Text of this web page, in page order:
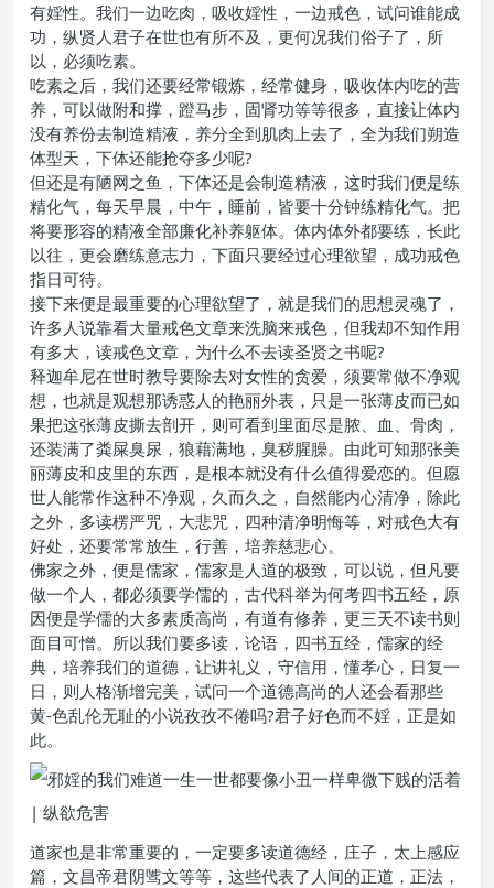
有婬性。我们一边吃肉，吸收婬性，一边戒色，试问谁能成
功，纵贤人君子在世也有所不及，更何况我们俗子了，所
以，必须吃素。
吃素之后，我们还要经常锻炼，经常健身，吸收体内吃的营
养，可以做附和撑，蹬马步，固肾功等等很多，直接让体内
没有养份去制造精液，养分全到肌肉上去了，全为我们朔造
体型天，下体还能抢夺多少呢?
但还是有陋网之鱼，下体还是会制造精液，这时我们便是练
精化气，每天早晨，中午，睡前，皆要十分钟练精化气。把
将要形容的精液全部廉化补养躯体。体内体外都要练，长此
以往，更会磨练意志力，下面只要经过心理欲望，成功戒色
指日可待。
接下来便是最重要的心理欲望了，就是我们的思想灵魂了，
许多人说靠看大量戒色文章来洗脑来戒色，但我却不知作用
有多大，读戒色文章，为什么不去读圣贤之书呢?
释迦牟尼在世时教导要除去对女性的贪爱，须要常做不净观
想，也就是观想那诱惑人的艳丽外表，只是一张薄皮而已如
果把这张薄皮撕去剖开，则可看到里面尽是脓、血、骨肉，
还装满了粪屎臭尿，狼藉满地，臭秽腥臊。由此可知那张美
丽薄皮和皮里的东西，是根本就没有什么值得爱恋的。但愿
世人能常作这种不净观，久而久之，自然能内心清净，除此
之外，多读楞严咒，大悲咒，四种清净明悔等，对戒色大有
好处，还要常常放生，行善，培养慈悲心。
佛家之外，便是儒家，儒家是人道的极致，可以说，但凡要
做一个人，都必须要学儒的，古代科举为何考四书五经，原
因便是学儒的大多素质高尚，有道有修养，更三天不读书则
面目可憎。所以我们要多读，论语，四书五经，儒家的经
典，培养我们的道德，让讲礼义，守信用，懂孝心，日复一
日，则人格渐增完美，试问一个道德高尚的人还会看那些
黄-色乱伦无耻的小说孜孜不倦吗?君子好色而不婬，正是如
此。
道家也是非常重要的，一定要多读道德经，庄子，太上感应
篇，文昌帝君阴骘文等等，这些代表了人间的正道，正法，